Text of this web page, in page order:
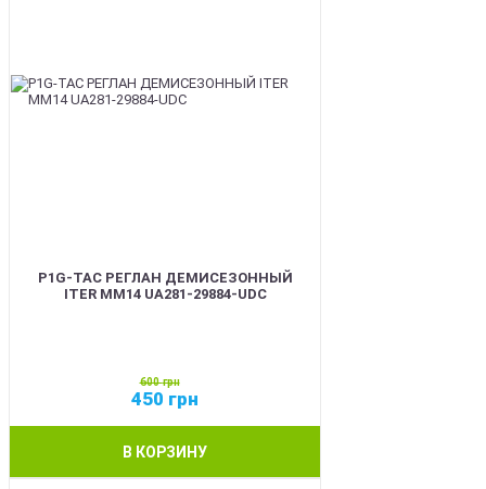
P1G-TAC РЕГЛАН ДЕМИСЕЗОННЫЙ
ITER ММ14 UA281-29884-UDC
600грн
450 грн
В КОРЗИНУ